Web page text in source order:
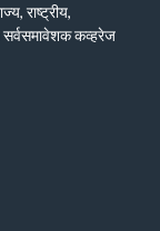
राष्ट्रीय,
सर्वसमावेशक कव्हरेज